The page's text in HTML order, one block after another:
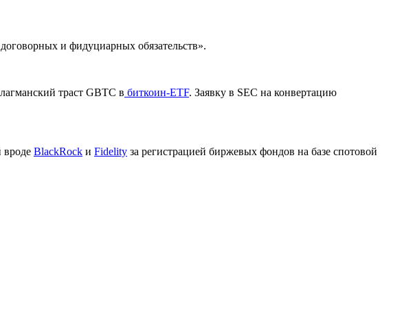
и фидуциарных обязательств».
траст GBTC в биткоин-ETF. Заявку в SEC на конвертацию
вроде BlackRock и Fidelity за регистрацией биржевых фондов на базе спотовой